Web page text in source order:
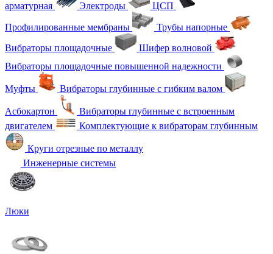
арматурная Электроды ЦСП
Профилированные мембраны
Трубы напорные
Вибраторы площадочные
Шифер волновой
Вибраторы площадочные повышенной надежности
Муфты Вибраторы глубинные с гибким валом
Асбокартон
Вибраторы глубинные с встроенным
двигателем
Комплектующие к вибраторам глубинным
Круги отрезные по металлу
Инженерные системы
Люки